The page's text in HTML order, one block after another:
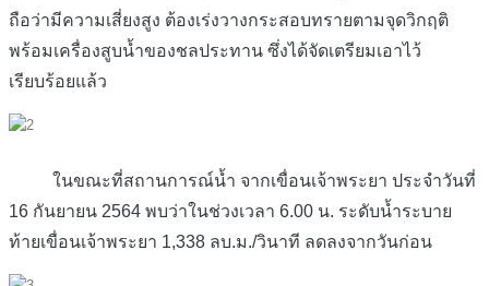
ถือว่ามีความเสี่ยงสูง ต้องเร่งวางกระสอบทรายตามจุดวิกฤติ
พร้อมเครื่องสูบน้ำของชลประทาน ซึ่งได้จัดเตรียมเอาไว้
เรียบร้อยแล้ว
ในขณะที่สถานการณ์น้ำ จากเขื่อนเจ้าพระยา ประจำวันที่
16 กันยายน 2564 พบว่าในช่วงเวลา 6.00 น. ระดับน้ำระบาย
ท้ายเขื่อนเจ้าพระยา 1,338 ลบ.ม./วินาที ลดลงจากวันก่อน